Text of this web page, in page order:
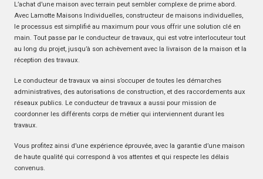
L’achat d’une maison avec terrain peut sembler complexe de prime abord.
Avec Lamotte Maisons Individuelles, constructeur de maisons individuelles,
le processus est simplifié au maximum pour vous offrir une solution clé en
main. Tout passe par le conducteur de travaux, qui est votre interlocuteur tout
au long du projet, jusqu’à son achèvement avec la livraison de la maison et la
réception des travaux.
Le conducteur de travaux va ainsi s’occuper de toutes les démarches
administratives, des autorisations de construction, et des raccordements aux
réseaux publics. Le conducteur de travaux a aussi pour mission de
coordonner les différents corps de métier qui interviennent durant les
travaux.
Vous profitez ainsi d’une expérience éprouvée, avec la garantie d’une maison
de haute qualité qui correspond à vos attentes et qui respecte les délais
convenus.